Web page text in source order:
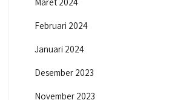
Februari 2024
Januari 2024
Desember 2023
November 2023